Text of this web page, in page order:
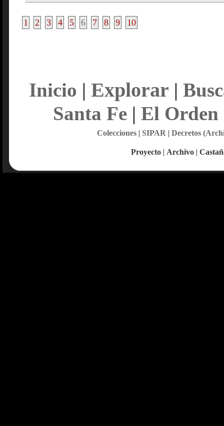
1 2 3 4 5 6 7 8 9 10
Inicio | Explorar |
Santa Fe| El Orden
Colecciones| SIPAR | Decretos
Proyecto | Archivo |